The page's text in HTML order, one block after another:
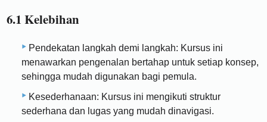
6.1 Kelebihan
Pendekatan langkah demi langkah: Kursus ini
menawarkan pengenalan bertahap untuk setiap konsep,
sehingga mudah digunakan bagi pemula.
Kesederhanaan: Kursus ini mengikuti struktur
sederhana dan lugas yang mudah dinavigasi.